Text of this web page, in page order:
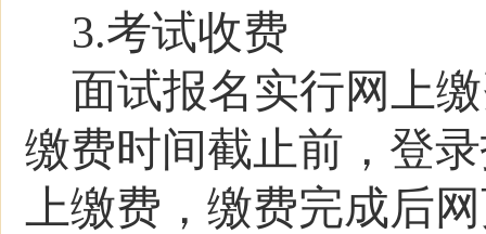
3.考试收费
面试报名实行网上
缴费时间截止前，登
上缴费，缴费完成后